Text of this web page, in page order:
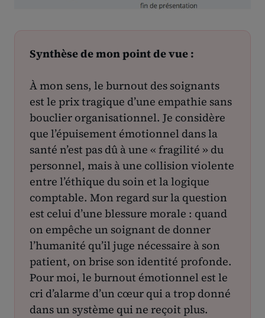
Synthèse de mon point de vue :
À mon sens, le burnout des soignants
est le prix tragique d’une empathie sans
bouclier organisationnel. Je considère
que l’épuisement émotionnel dans la
santé n’est pas dû à une « fragilité » du
personnel, mais à une collision violente
entre l’éthique du soin et la logique
comptable. Mon regard sur la question
est celui d’une blessure morale : quand
on empêche un soignant de donner
l’humanité qu’il juge nécessaire à son
patient, on brise son identité profonde.
Pour moi, le burnout émotionnel est le
cri d’alarme d’un cœur qui a trop donné
dans un système qui ne reçoit plus.